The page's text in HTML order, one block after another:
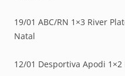
19/01 ABC/RN 1×3 River
Natal
12/01 Desportiva Apodi